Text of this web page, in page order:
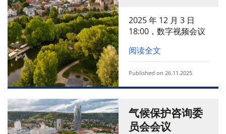
2025 年 12 月 3 日
18:00，数字视频会议
阅读全文
Published on 26.11.2025
气候保护咨询委
员会会议